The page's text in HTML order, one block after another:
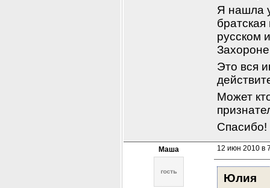
Я нашла
русском
Это вся
Может
Спасибо!
Маша 12 июн 2010 в
Юлия